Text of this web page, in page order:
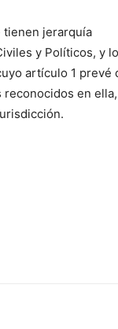
tienen jerarquía
y Políticos, y lo
artículo 1 prevé
en